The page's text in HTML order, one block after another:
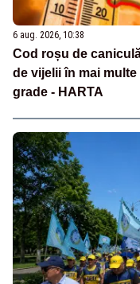
6 aug. 2026, 10:38
Cod roșu de
de vijelii în mai
grade - HARTA